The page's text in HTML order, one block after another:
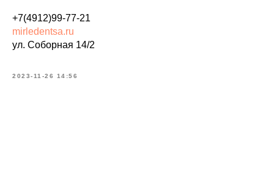
+7(4912)99-77-21
mirledentsa.ru
ул. Соборная 14/2
2023-11-26 14:56